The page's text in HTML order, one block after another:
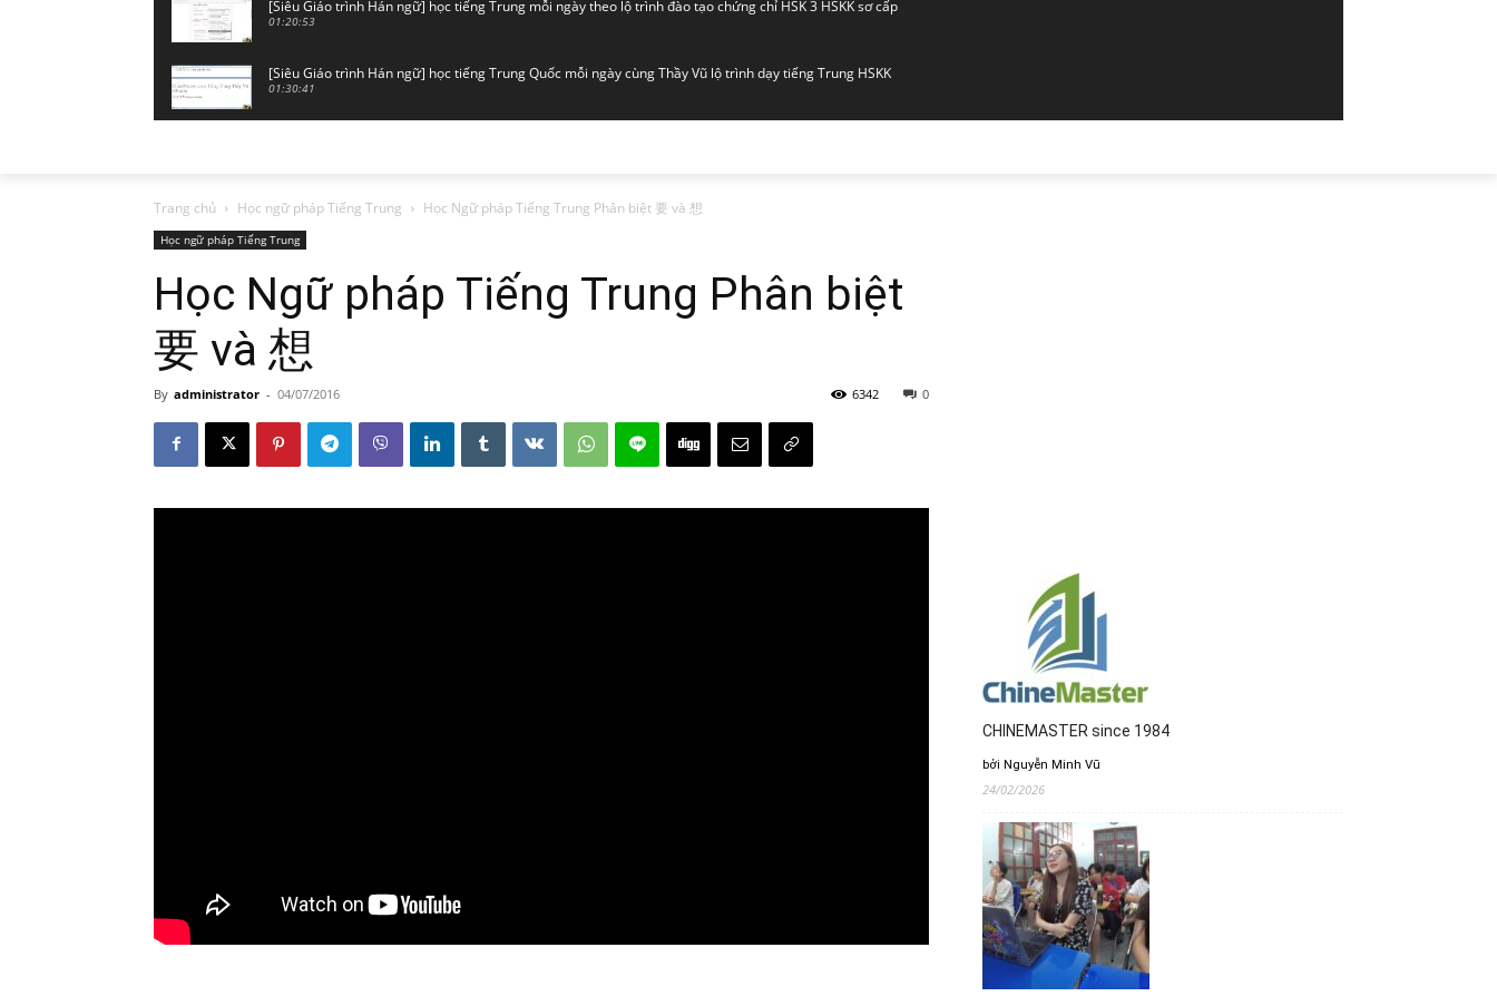
[Siêu Giáo trình Hán ngữ] học tiếng Trung mỗi ngày theo lộ trình đào tạo chứng chỉ HSK 3 HSKK sơ cấp
01:20:53
[Siêu Giáo trình Hán ngữ] học tiếng Trung Quốc mỗi ngày cùng Thầy Vũ lộ trình dạy tiếng Trung HSKK
01:30:41
[Siêu Giáo trình Hán ngữ 1 vạn quyển] tiếng Trung giao tiếp HSK online lớp sơ cấp dành cho người mới
01:18:32
[Siêu Giáo trình Hán ngữ 1 vạn quyển] học tiếng Trung online cơ bản cùng Thầy Vũ lớp giao tiếp HSKK
01:31:12
[Siêu Giáo trình Hán ngữ 1 vạn quyển] Lớp luyện thi HSK 5 Thầy Vũ đào tạo chứng chỉ HSKK cao cấp
01:37:43
01:31:30
Trang chủ Học ngữ pháp Tiếng Trung Học Ngữ pháp Tiếng Trung Phân biệt 要 và 想
Học ngữ pháp Tiếng Trung
Học Ngữ pháp Tiếng Trung Phân biệt
要 và 想
By administrator - 04/07/2016 0
6342
CHINEMASTER since 1984
bởi Nguyễn Minh Vũ
24/02/2026